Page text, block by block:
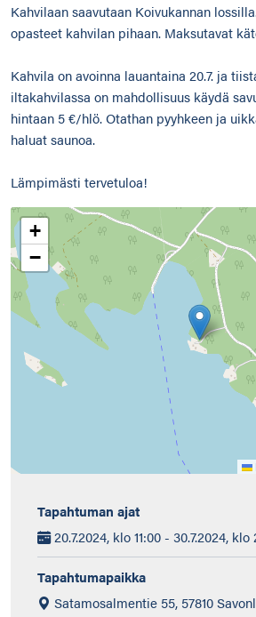
Kahvilaan saavutaan Koivukannan
opasteet kahvilan pihaan. Maksutavat
Kahvila on avoinna lauantaina 20.7. ja
iltakahvilassa on mahdollisuus käydä
hintaan 5 €/hlö. Otathan pyyhkeen ja
haluat saunoa.
Lämpimästi tervetuloa!
+
−
Tapahtuman ajat
20.7.2024, klo 11:00 - 30.7.2024, klo
Tapahtumapaikka
Satamosalmentie 55, 57810